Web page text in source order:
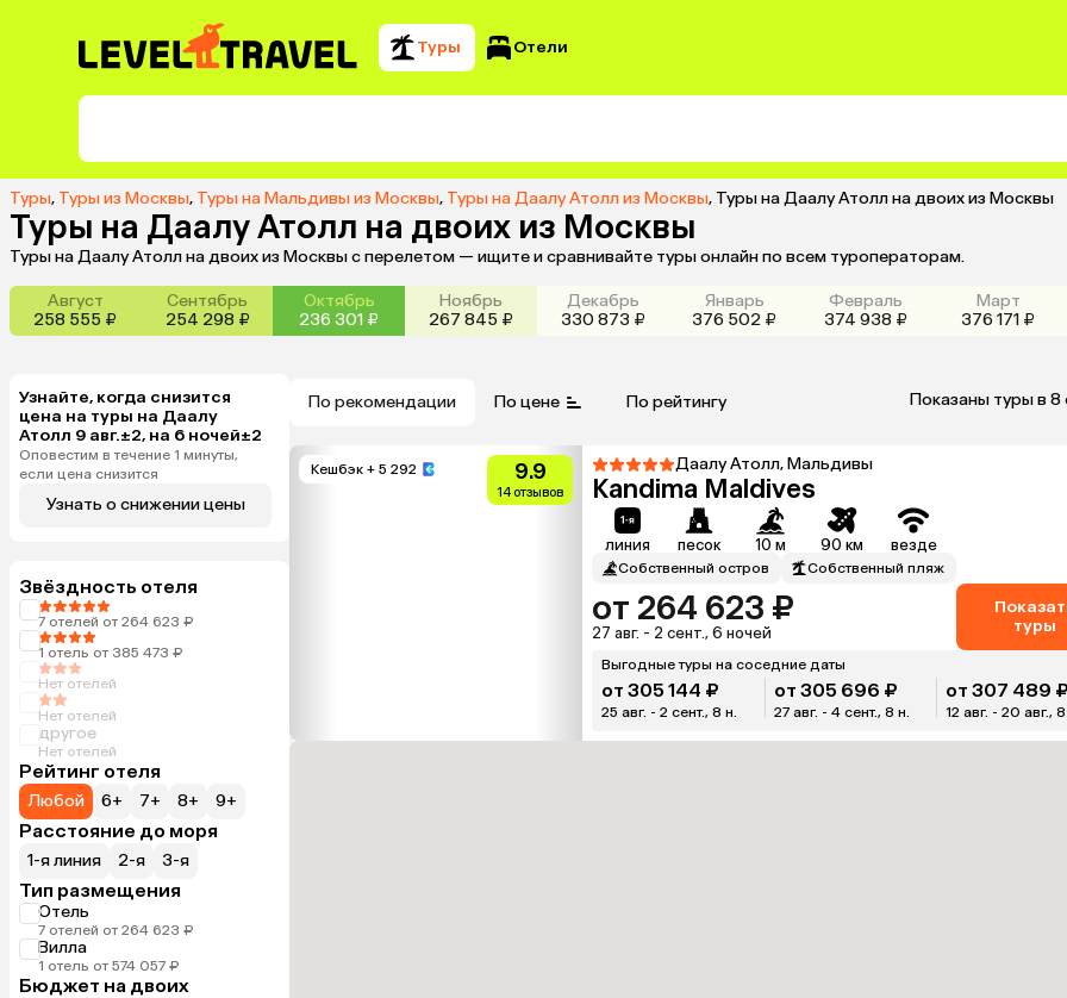
Туры Отели
Туры, Туры из Москвы, Туры на Мальдивы из Москвы, Туры на Даалу Атолл из Москвы, Туры на Даалу Атолл на двоих из Москвы
Туры на Даалу Атолл на двоих из Москвы
Туры на Даалу Атолл на двоих из Москвы с перелетом — ищите и сравнивайте туры онлайн по всем туроператорам.
Август
258 555 ₽
Сентябрь
254 298 ₽
Октябрь
236 301 ₽
Ноябрь
267 845 ₽
Декабрь
330 873 ₽
Январь
376 502 ₽
Февраль
374 938 ₽
Март
376 171 ₽
Узнайте, когда снизится
цена на туры на Даалу
Атолл 9 авг.±2, на 6 ночей±2
Оповестим в течение 1 минуты,
если цена снизится
Узнать о снижении цены
Звёздность отеля
7 отелей от 264 623 ₽
1 отель от 385 473 ₽
Нет отелей
Нет отелей
другое
Нет отелей
Рейтинг отеля
Любой 6+ 7+ 8+ 9+
Расстояние до моря
1-я линия 2-я 3-я
Тип размещения
Отель
7 отелей от 264 623 ₽
Вилла
1 отель от 574 057 ₽
Бюджет на двоих
По рекомендации По цене По рейтингу Показаны туры в 8
Кешбэк + 5 292 9.9
14 отзывов
Даалу Атолл, Мальдивы
Kandima Maldives
линия песок 10 м 90 км везде
Собственный остров Собственный пляж
от 264 623 ₽
27 авг. - 2 сент., 6 ночей
туры
Выгодные туры на соседние даты
от 305 144 ₽
25 авг. - 2 сент., 8 н.
от 305 696 ₽
27 авг. - 4 сент., 8 н.
от 307 489 ₽
12 авг. - 20 авг., 8